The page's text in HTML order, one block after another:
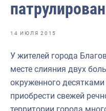
Отраслевые СМИ
Рыбоохрана России
Отрасль в цифрах
14 ИЮЛЯ 2015
У жителей города
месте слияния двух
окруженного
приобрести свежей